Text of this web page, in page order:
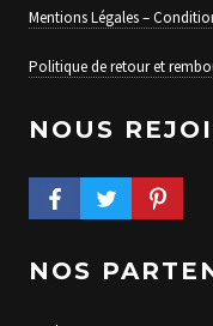
Mentions Légales –
Politique de retour et
NOUS
FACEBOOK PROFILE
TWITTER PROFILE
PINTEREST
NOS